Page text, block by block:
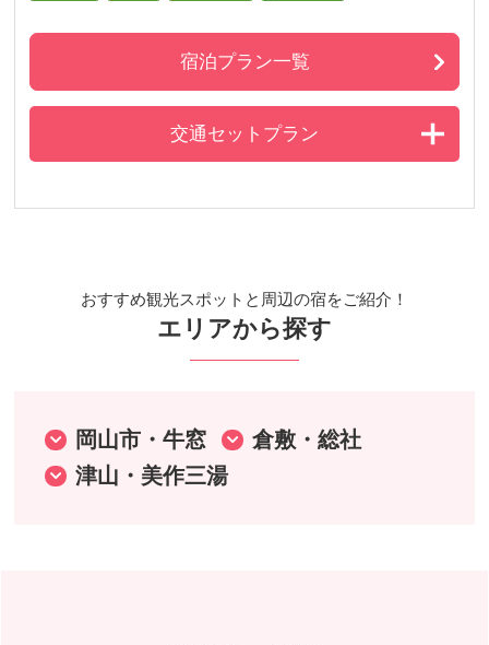
宿泊プラン一覧
交通セットプラン
おすすめ観光スポットと周辺の宿をご紹介！
エリアから探す
岡山市・牛窓
倉敷・総社
津山・美作三湯